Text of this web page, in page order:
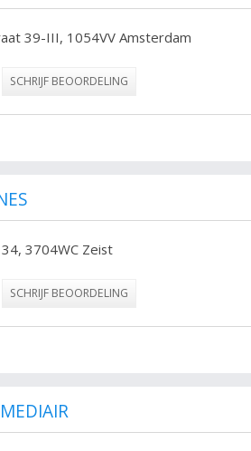
39-III, 1054VV Amsterdam
SCHRIJF BEOORDELING
3704WC Zeist
SCHRIJF BEOORDELING